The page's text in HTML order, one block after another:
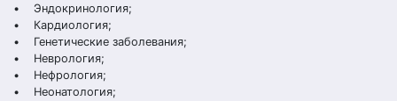
• Эндокринология;
• Кардиология;
• Генетические заболевания;
• Неврология;
• Нефрология;
• Неонатология;